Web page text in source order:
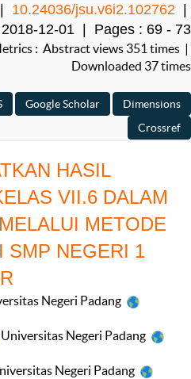
10.24036/jsu.v6i2.102762
2018-12-01 | Pages : 69 - 73
: Abstract views 351 times |
Downloaded 37 times
HASIL
VII.6 DALAM
METODE
SMP NEGERI 1
Negeri Padang
Universitas Negeri Padang
Negeri Padang